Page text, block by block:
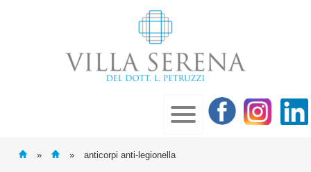
» » anticorpi anti-legionella